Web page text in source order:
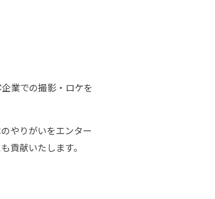
業での撮影・ロケを
やりがいをエンター
貢献いたします。